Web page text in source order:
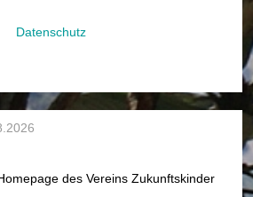
Datenschutz
des Vereins Zukunftskinder